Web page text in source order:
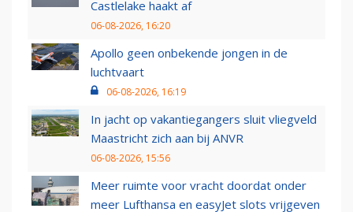
Castlelake haakt af
06-08-2026, 16:20
Apollo geen onbekende jongen in de
luchtvaart
06-08-2026, 16:19
In jacht op vakantiegangers sluit vliegveld
Maastricht zich aan bij ANVR
06-08-2026, 15:56
Meer ruimte voor vracht doordat onder
meer Lufthansa en easyJet slots vrijgeven